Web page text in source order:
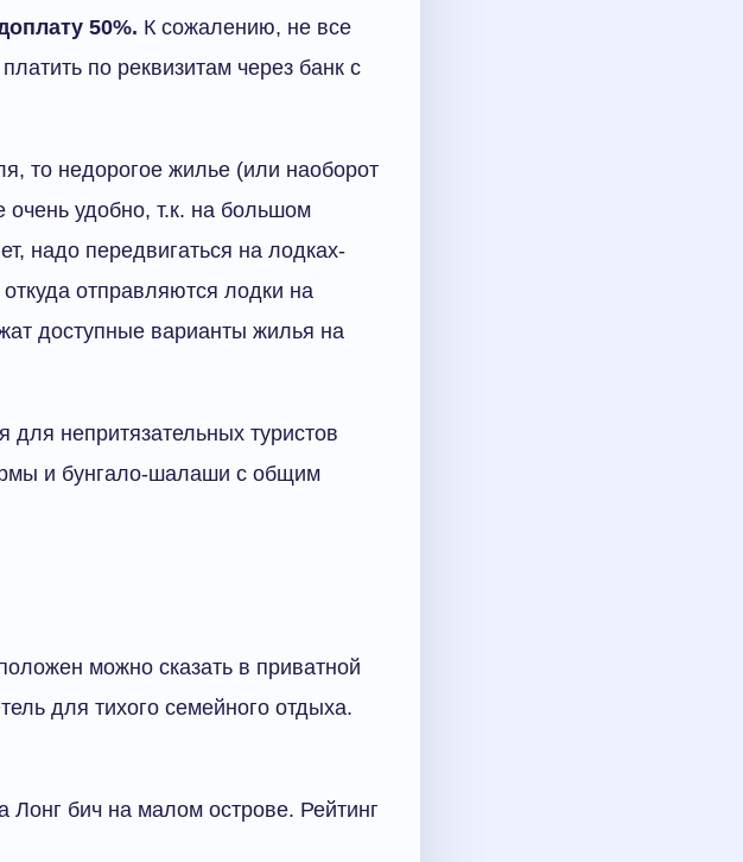
50%. К сожалению, не все
по реквизитам через банк с
то недорогое жилье (или наоборот
очень удобно, т.к. на большом
надо передвигаться на лодках-
отправляются лодки на
доступные варианты жилья на
непритязательных туристов
и бунгало-шалаши с общим
можно сказать в приватной
для тихого семейного отдыха.
бич на малом острове. Рейтинг